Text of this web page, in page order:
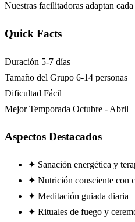
Nuestras facilitadoras adaptan
Quick Facts
Duración 5-7 días
Tamaño del Grupo 6-14 personas
Dificultad Fácil
Mejor Temporada Octubre - Abril
Aspectos Destacados
✦ Sanación energética y
✦ Nutrición consciente con
✦ Meditación guiada diaria
✦ Rituales de fuego y